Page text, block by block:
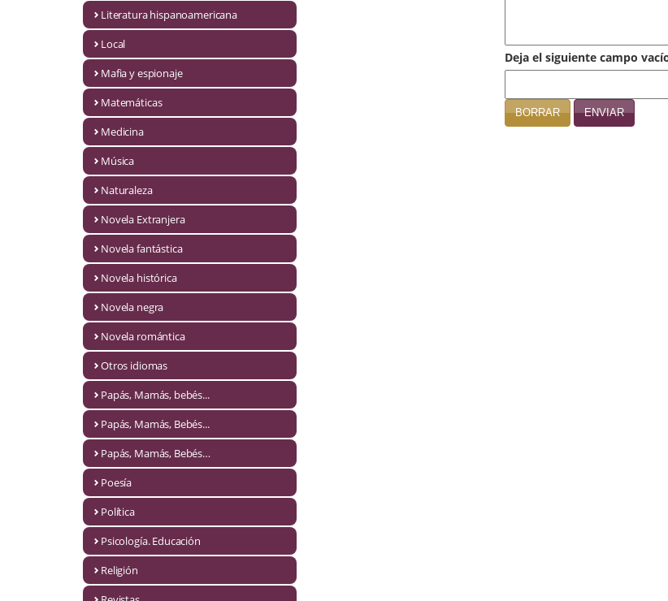
Infantil y juvenil
Infantil y juvenil. Nuevo!!
Infantil y juvenil. Nuevo!!!
Literatura fantástica
Literatura hispanoamericana
Mafia y espionaje
Novela Extranjera
Novela fantástica
Novela romántica
Otros idiomas
Literatura hispanoamericana
Local
Mafia y espionaje
Matemáticas
Medicina
Música
Naturaleza
Novela Extranjera
Novela fantástica
Novela histórica
Novela negra
Novela romántica
Otros idiomas
Papás, Mamás, bebés...
Papás, Mamás, Bebés...
Papás, Mamás, Bebés…
Poesía
Política
Psicología. Educación
Religión
Deja el siguiente campo
BORRAR ENVIAR